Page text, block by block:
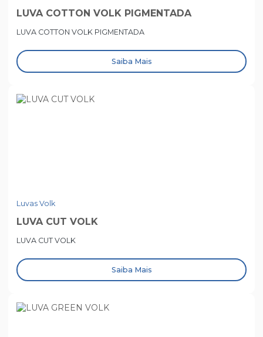
LUVA COTTON VOLK PIGMENTADA
LUVA COTTON VOLK PIGMENTADA
Saiba Mais
Luvas Volk
LUVA CUT VOLK
LUVA CUT VOLK
Saiba Mais